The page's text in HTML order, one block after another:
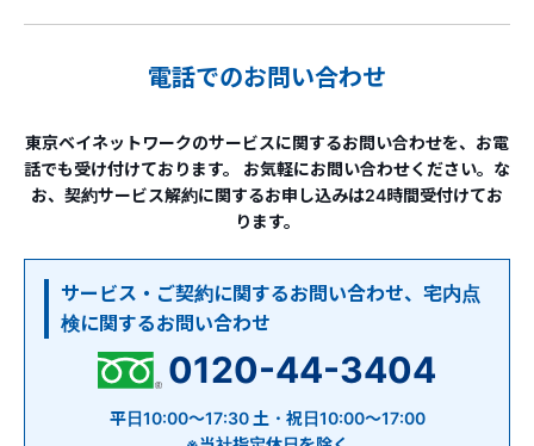
電話でのお問い合わせ
東京ベイネットワークのサービスに関するお問い合わせを、お電
話でも受け付けております。
お気軽にお問い合わせください。な
お、契約サービス解約に関するお申し込みは24時間受付けてお
ります。
サービス・ご契約に関するお問い合わせ、宅内点
検に関するお問い合わせ
0120-44-3404
平日10:00～17:30 土・祝日10:00～17:00